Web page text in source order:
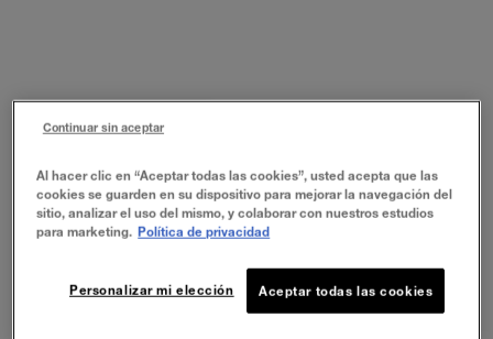
PRUÉBALO
Al hacer clic en “Aceptar todas las cookies”, usted acepta que las
cookies se guarden en su dispositivo para mejorar la navegación del
sitio, analizar el uso del mismo, y colaborar con nuestros estudios
para marketing. Política de privacidad
Aceptar todas las cookies
Personalizar mi elección
Continuar sin aceptar